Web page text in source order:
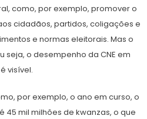
como, por exemplo, promover o
cidadãos, partidos, coligações e
e normas eleitorais. Mas o
seja, o desempenho da CNE em
visível.
por exemplo, o ano em curso, o
45 mil milhões de kwanzas, o que